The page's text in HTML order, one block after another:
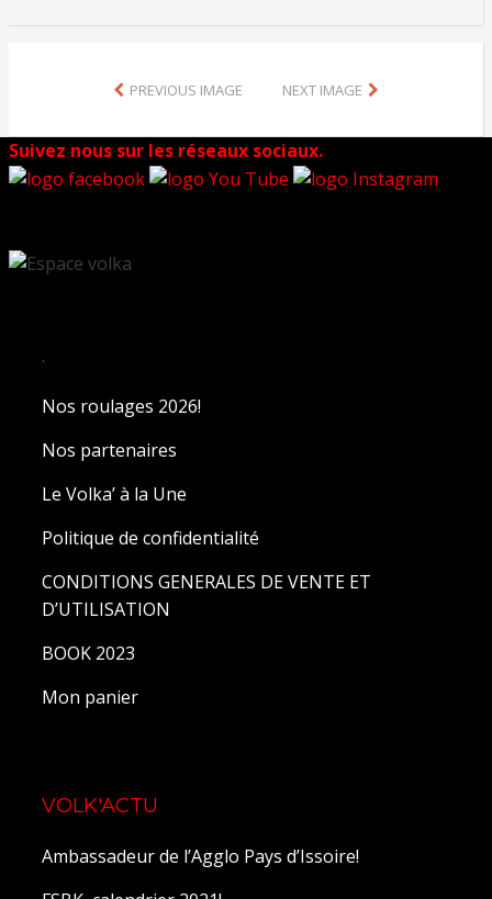
PREVIOUS IMAGE NEXT IMAGE
Suivez nous sur les réseaux sociaux.
.
Nos roulages 2026!
Nos partenaires
Le Volka’ à la Une
Politique de confidentialité
CONDITIONS GENERALES DE VENTE ET
D’UTILISATION
BOOK 2023
Mon panier
VOLK'ACTU
Ambassadeur de l’Agglo Pays d’Issoire!